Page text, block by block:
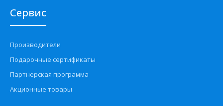
Сервис
Производители
Подарочные сертификаты
Партнерская программа
Акционные товары